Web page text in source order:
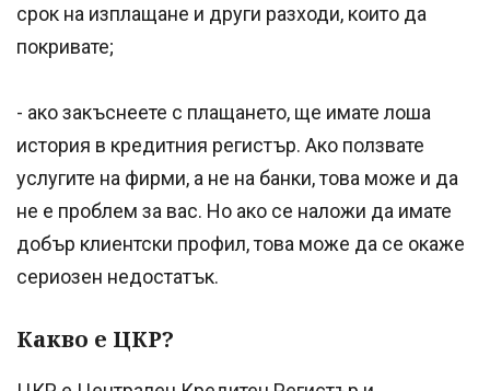
срок на изплащане и други разходи, които да
покривате;
- ако закъснеете с плащането, ще имате лоша
история в кредитния регистър. Ако ползвате
услугите на фирми, а не на банки, това може и да
не е проблем за вас. Но ако се наложи да имате
добър клиентски профил, това може да се окаже
сериозен недостатък.
Какво е ЦКР?